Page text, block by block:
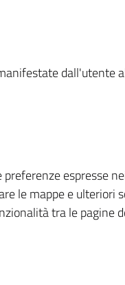
dall'utente
espresse
le mappe e ulteriori
tra le pagine